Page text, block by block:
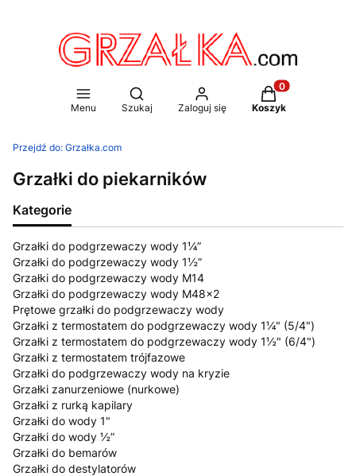
Menu
Otwórz wyszukiwarkę
Szukaj Zaloguj się
Produkty w
Koszyk
Przejdź do: Grzałka.com
Grzałki do piekarników
Kategorie
Grzałki do podgrzewaczy wody 1¼”
Grzałki do podgrzewaczy wody 1½”
Grzałki do podgrzewaczy wody M14
Grzałki do podgrzewaczy wody M48x2
Prętowe grzałki do podgrzewaczy wody
Grzałki z termostatem do podgrzewaczy wody 1¼" (5/4")
Grzałki z termostatem do podgrzewaczy wody 1½" (6/4")
Grzałki z termostatem trójfazowe
Grzałki do podgrzewaczy wody na kryzie
Grzałki zanurzeniowe (nurkowe)
Grzałki z rurką kapilary
Grzałki do wody 1"
Grzałki do wody ½”
Grzałki do bemarów
Grzałki do destylatorów